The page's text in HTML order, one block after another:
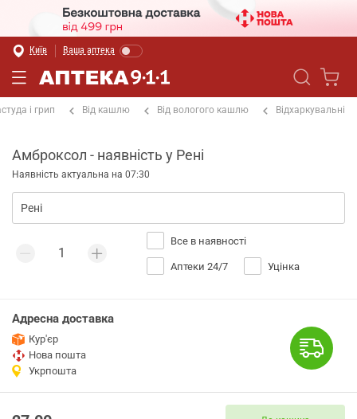
Київ Ваша аптека
і грип Від кашлю Від вологого кашлю Відхаркувальні
Амброксол - наявність у Рені
Наявність актуальна на 07:30
Все в наявності
Аптеки 24/7 Уцінка
Адресна доставка
Кур'єр
Нова пошта
Укрпошта